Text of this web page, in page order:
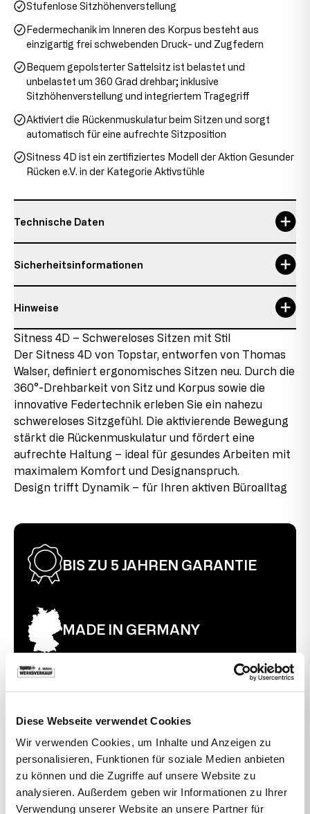
Diese Webseite verwendet Cookies
Wir verwenden Cookies, um Inhalte und Anzeigen zu
personalisieren, Funktionen für soziale Medien anbieten
zu können und die Zugriffe auf unsere Website zu
analysieren. Außerdem geben wir Informationen zu Ihrer
Verwendung unserer Website an unsere Partner für
Stufenlose Sitzhöhenverstellung
Federmechanik im Inneren des Korpus besteht aus
einzigartig frei schwebenden Druck- und Zugfedern
Bequem gepolsterter Sattelsitz ist belastet und
unbelastet um 360 Grad drehbar; inklusive
Sitzhöhenverstellung und integriertem Tragegriff
Aktiviert die Rückenmuskulatur beim Sitzen und sorgt
automatisch für eine aufrechte Sitzposition
Sitness 4D ist ein zertifiziertes Modell der Aktion Gesunder
Rücken e.V. in der Kategorie Aktivstühle
Technische Daten
Gesamthöhe
Gesamttiefe
max. Nutzergewicht 110 kg
max. Nutzergröße 1,92 m
max. Nutzungsdauer 8 h
Sitzbreite 37 cm
Sicherheitsinformationen
Verantwortliche Person:
Augsburger Str. 29
86863 Langenneufnach
E-Mail: info@topstar.de
Telefon: 08239/789-0
Fürth und erfüllt in diesem Zusammenhang sämtliche
sicherheitsrelevanten Voraussetzungen.
Hinweise
Details zum Zustand des Artikels
Neuware mit Auslaufteilen
Dieses Produkt ist neu, enthält jedoch Teile, die aus
Restbeständen stammen, die aufgrund von
Sortimentänderungen oder Lieferantenwechseln nicht
mehr nachproduziert werden. Diese Auslaufteile
werden in den Produkten verbaut, was uns ermöglicht,
das Produkt zu günstigen Konditionen anzubieten.
2. Wahl
Dieser Artikel wurde bereits als Ausstellungsstück
Verbindungsstücken vorhanden sein, die jedoch im
Funktionalität des Produkts nicht beeinträchtigen. Der
Stuhl ist voll funktionstüchtig.
Sitness 4D – Schwereloses Sitzen mit Stil
Der Sitness 4D von Topstar, entworfen von Thomas
Walser, definiert ergonomisches Sitzen neu. Durch die
360°-Drehbarkeit von Sitz und Korpus sowie die
innovative Federtechnik erleben Sie ein nahezu
schwereloses Sitzgefühl. Die aktivierende Bewegung
stärkt die Rückenmuskulatur und fördert eine
aufrechte Haltung – ideal für gesundes Arbeiten mit
maximalem Komfort und Designanspruch.
Design trifft Dynamik – für Ihren aktiven Büroalltag
BIS ZU 5 JAHREN GARANTIE
MADE IN GERMANY
30 TAGE RÜCKGABERECHT
VIELLEICHT SUCHEN SIE AUCH DANACH
Bewegte Drehstühle Büro Topstar